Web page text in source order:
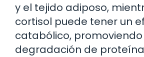
y el tejido adiposo,
cortisol puede tener un
catabólico, promoviendo
degradación de